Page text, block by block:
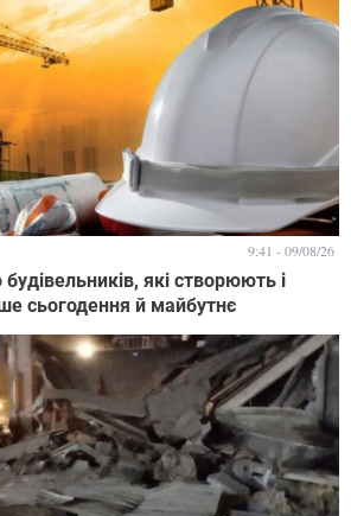
будівельників, які створюють і
сьогодення й майбутнє
9:41 - 09/08/26